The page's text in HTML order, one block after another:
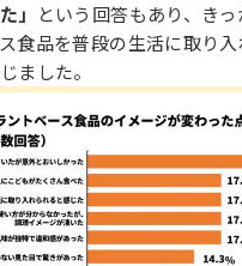
」
という回答もあり、き
食品を普段の生活に取り
ました。